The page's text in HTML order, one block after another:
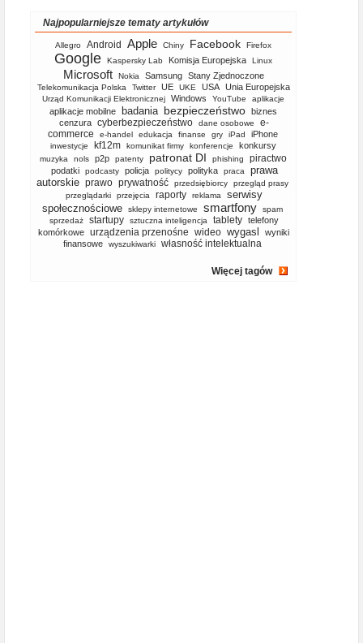
Najpopularniejsze tematy artykułów
Allegro Android Apple Chiny Facebook Firefox
Google Kaspersky Lab Komisja Europejska Linux
Microsoft Nokia Samsung Stany Zjednoczone
Telekomunikacja Polska Twitter UE UKE USA Unia Europejska
Urząd Komunikacji Elektronicznej Windows YouTube aplikacje
aplikacje mobilne badania bezpieczeństwo biznes
cenzura cyberbezpieczeństwo dane osobowe
e-
commerce
e-handel edukacja finanse gry iPad iPhone
inwestycje kf12m komunikat firmy konferencje konkursy
muzyka nols p2p patenty patronat DI phishing piractwo
podatki podcasty policja politycy polityka praca
prawa
autorskie prawo prywatność przedsiębiorcy
przegląd prasy
przeglądarki
przejęcia raporty reklama
serwisy
społecznościowe
sklepy internetowe smartfony
spam
sprzedaż
startupy sztuczna inteligencja tablety telefony
komórkowe
urządzenia przenośne wideo wygasl
wyniki
finansowe
wyszukiwarki własność intelektualna
Więcej tagów